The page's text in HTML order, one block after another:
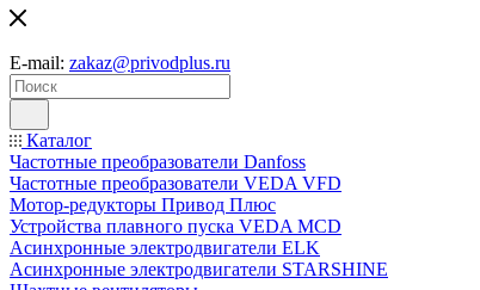
E-mail: zakaz@privodplus.ru
Каталог
Частотные преобразователи Danfoss
Частотные преобразователи VEDA VFD
Мотор-редукторы Привод Плюс
Устройства плавного пуска VEDA MCD
Асинхронные электродвигатели ELK
Асинхронные электродвигатели STARSHINE